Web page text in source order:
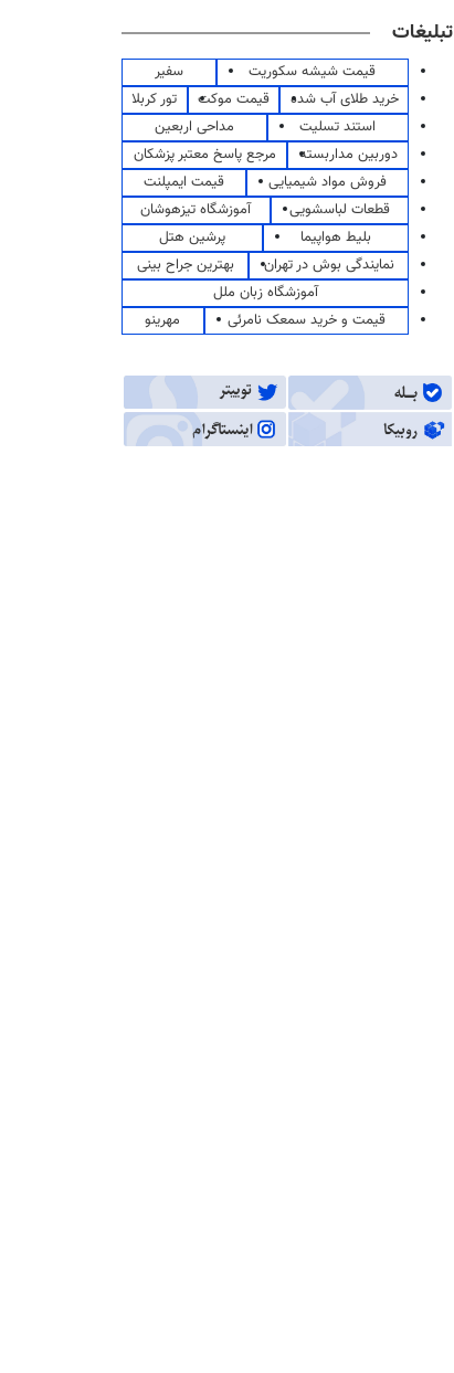
تبلیغات
قیمت شیشه سکوریت
سفیر
خرید طلای آب شده
قیمت موکت
تور کربلا
استند تسلیت
مداحی اربعین
دوربین مداربسته
مرجع پاسخ معتبر پزشکان
فروش مواد شیمیایی
قیمت ایمپلنت
قطعات لباسشویی
آموزشگاه تیزهوشان
بلیط هواپیما
پرشین هتل
نمایندگی بوش در تهران
بهترین جراح بینی
آموزشگاه زبان ملل
قیمت و خرید سمعک نامرئی
مهرینو